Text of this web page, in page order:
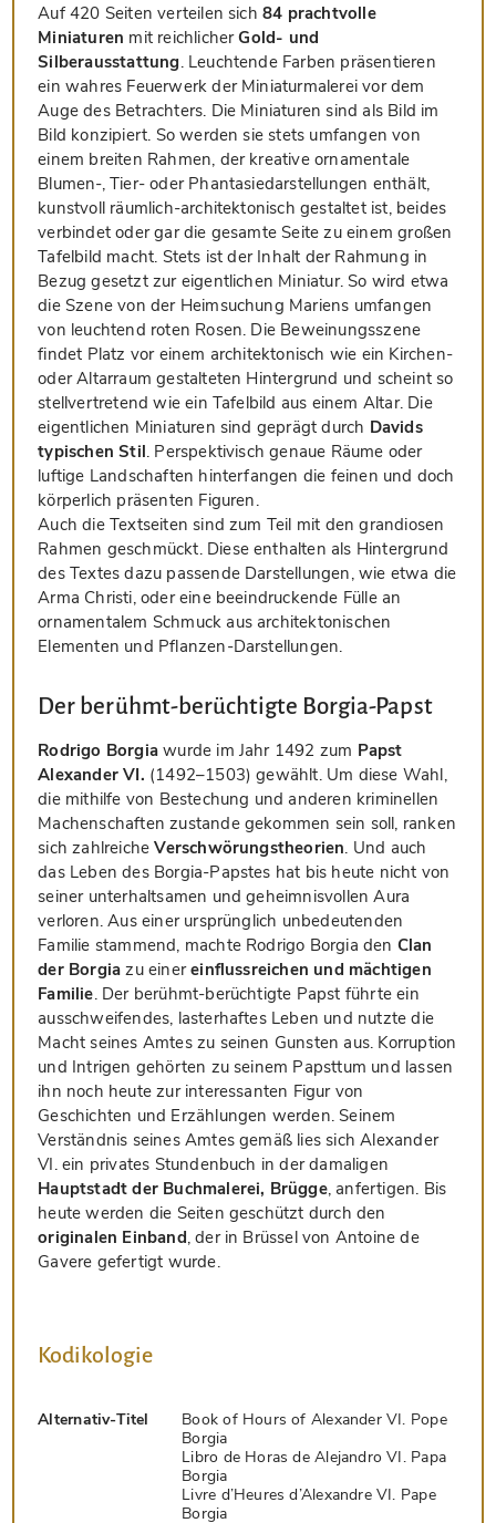
Auf 420 Seiten verteilen sich84 prachtvolle
Miniaturen mit reichlicherGold- und
Silberausstattung. Leuchtende Farben präsentieren
ein wahres Feuerwerk der Miniaturmalerei vor dem
Auge des Betrachters. Die Miniaturen sind als Bild im
Bild konzipiert. So werden sie stets umfangen von
einem breiten Rahmen, der kreative ornamentale
Blumen-, Tier- oder Phantasiedarstellungen enthält,
kunstvoll räumlich-architektonisch gestaltet ist, beides
verbindet oder gar die gesamte Seite zu einem großen
Tafelbild macht. Stets ist der Inhalt der Rahmung in
Bezug gesetzt zur eigentlichen Miniatur. So wird etwa
die Szene von der Heimsuchung Mariens umfangen
von leuchtend roten Rosen. Die Beweinungsszene
findet Platz vor einem architektonisch wie ein Kirchen-
oder Altarraum gestalteten Hintergrund und scheint so
stellvertretend wie ein Tafelbild aus einem Altar. Die
eigentlichen Miniaturen sind geprägt durch Davids
typischen Stil. Perspektivisch genaue Räume oder
luftige Landschaften hinterfangen die feinen und doch
körperlich präsenten Figuren.
Auch die Textseiten sind zum Teil mit den grandiosen
Rahmen geschmückt. Diese enthalten als Hintergrund
des Textes dazu passende Darstellungen, wie etwa die
Arma Christi, oder eine beeindruckende Fülle an
ornamentalem Schmuck aus architektonischen
Elementen und Pflanzen-Darstellungen.
Der berühmt-berüchtigte Borgia-Papst
Rodrigo Borgiawurde im Jahr 1492 zum Papst
Alexander VI. (1492–1503) gewählt. Um diese Wahl,
die mithilfe von Bestechung und anderen kriminellen
Machenschaften zustande gekommen sein soll, ranken
sich zahlreicheVerschwörungstheorien. Und auch
das Leben des Borgia-Papstes hat bis heute nicht von
seiner unterhaltsamen und geheimnisvollen Aura
verloren. Aus einer ursprünglich unbedeutenden
Familie stammend, machte Rodrigo Borgia den Clan
der Borgia zu einereinflussreichen und mächtigen
Familie. Der berühmt-berüchtigte Papst führte ein
ausschweifendes, lasterhaftes Leben und nutzte die
Macht seines Amtes zu seinen Gunsten aus. Korruption
und Intrigen gehörten zu seinem Papsttum und lassen
ihn noch heute zur interessanten Figur von
Geschichten und Erzählungen werden. Seinem
Verständnis seines Amtes gemäß lies sich Alexander
VI. ein privates Stundenbuch in der damaligen
Hauptstadt der Buchmalerei, Brügge, anfertigen. Bis
heute werden die Seiten geschützt durch den
originalen Einband, der in Brüssel von Antoine de
Gavere gefertigt wurde.
Kodikologie
Alternativ-Titel
Book of Hours of Alexander VI. Pope
Borgia
Libro de Horas de Alejandro VI. Papa
Borgia
Livre d’Heures d’Alexandre VI. Pape
Borgia